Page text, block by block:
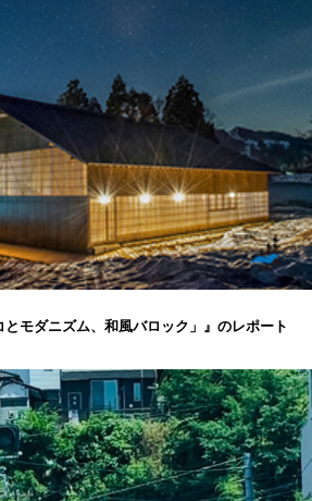
とモダニズム、和風バロック」』のレポート